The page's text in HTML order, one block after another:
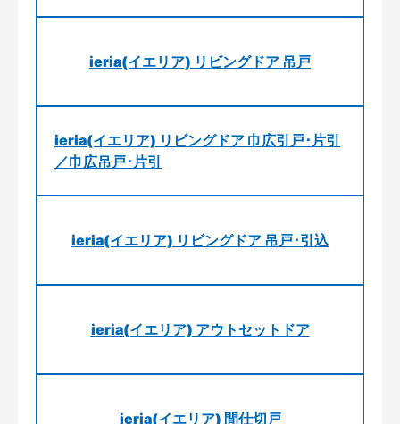
ieria(イエリア) リビングドア 吊戸
ieria(イエリア) リビングドア 巾広引戸･片引
／巾広吊戸･片引
ieria(イエリア) リビングドア 吊戸･引込
ieria(イエリア) アウトセットドア
ieria(イエリア) 間仕切戸